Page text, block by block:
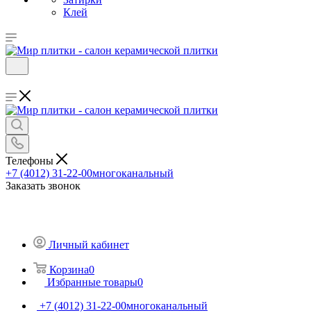
Клей
Телефоны
+7 (4012) 31-22-00многоканальный
Заказать звонок
Личный кабинет
Корзина0
Избранные товары0
+7 (4012) 31-22-00многоканальный